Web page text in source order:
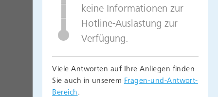
keine Informationen zur
Hotline-Auslastung zur
Verfügung.
Viele Antworten auf Ihre Anliegen finden
Sie auch in unserem Fragen-und-Antwort-
Bereich.